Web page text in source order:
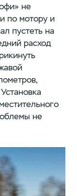
не
по мотору и
пустеть на
расход
не